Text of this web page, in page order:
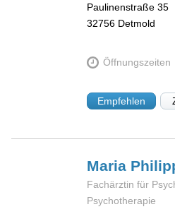
Paulinenstraße 35
32756 Detmold
Öffnungszeiten
Empfehlen
Maria
Fachärztin für
Psychotherapie